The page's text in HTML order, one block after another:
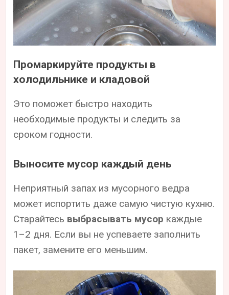
Промаркируйте продукты в
холодильнике и кладовой
Это поможет быстро находить
необходимые продукты и следить за
сроком годности.
Выносите мусор каждый день
Неприятный запах из мусорного ведра
может испортить даже самую чистую кухню.
Старайтесь выбрасывать мусор каждые
1–2 дня. Если вы не успеваете заполнить
пакет, замените его меньшим.